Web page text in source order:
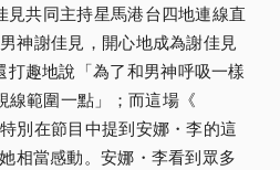
見共同主持星馬港台四地連線直
神謝佳見， 開心地成為謝佳見
打趣地說「為了和男神呼吸一樣
線範圍一點」；而這場《
別在節目中提到安娜・李的這
相當感動。安娜・ 李看到眾多